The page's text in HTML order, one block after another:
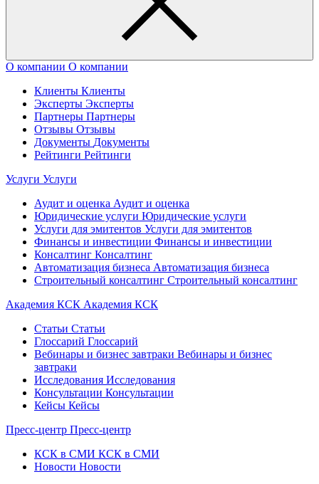
О компании О компании
Клиенты Клиенты
Эксперты Эксперты
Партнеры Партнеры
Отзывы Отзывы
Документы Документы
Рейтинги Рейтинги
Услуги Услуги
Аудит и оценка Аудит и оценка
Юридические услуги Юридические услуги
Услуги для эмитентов Услуги для эмитентов
Финансы и инвестиции Финансы и инвестиции
Консалтинг Консалтинг
Автоматизация бизнеса Автоматизация бизнеса
Строительный консалтинг Строительный консалтинг
Академия КСК Академия КСК
Статьи Статьи
Глоссарий Глоссарий
Вебинары и бизнес завтраки Вебинары и бизнес
завтраки
Исследования Исследования
Консультации Консультации
Кейсы Кейсы
Пресс-центр Пресс-центр
КСК в СМИ КСК в СМИ
Новости Новости